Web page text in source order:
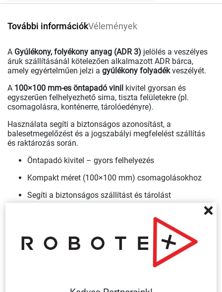
További információkVélemények
A Gyúlékony, folyékony anyag (ADR 3) jelölés a veszélyes
áruk szállításánál kötelezően alkalmazott ADR bárca,
amely egyértelműen jelzi a gyúlékony folyadékveszélyét.
A 100×100 mm-es öntapadó vinil kivitel gyorsan és
egyszerűen felhelyezhető sima, tiszta felületekre (pl.
csomagolásra, konténerre, tárolóedényre).
Használata segíti a biztonságos azonosítást, a
balesetmegelőzést és a jogszabályi megfelelést szállítás
és raktározás során.
Öntapadó kivitel – gyors felhelyezés
Kompakt méret (100×100 mm) csomagolásokhoz
Segíti a biztonságos szállítást és tárolást
Gyúlékony folyadékot tartalmazó veszélyes áru
csomagolásának jelölésére.
Hová ragasztható?
Sima, tiszta, zsírmentes felületre (doboz, kanna, konténer,
Vinil alapanyaga miatt jól bírja, de a felület előkészítése és